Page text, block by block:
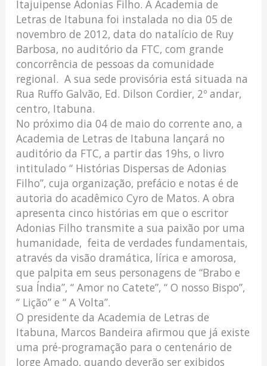
Itajuipense Adonias Filho. A Academia de
Letras de Itabuna foi instalada no dia 05 de
novembro de 2012, data do natalício de Ruy
Barbosa, no auditório da FTC, com grande
concorrência de pessoas da comunidade
regional. A sua sede provisória está situada na
Rua Ruffo Galvão, Ed. Dilson Cordier, 2º andar,
centro, Itabuna.
No próximo dia 04 de maio do corrente ano, a
Academia de Letras de Itabuna lançará no
auditório da FTC, a partir das 19hs, o livro
intitulado “ Histórias Dispersas de Adonias
Filho”, cuja organização, prefácio e notas é de
autoria do acadêmico Cyro de Matos. A obra
apresenta cinco histórias em que o escritor
Adonias Filho transmite a sua paixão por uma
humanidade, feita de verdades fundamentais,
através da visão dramática, lírica e amorosa,
que palpita em seus personagens de “Brabo e
sua Índia”, “ Amor no Catete”, “ O nosso Bispo”,
“ Lição” e “ A Volta”.
O presidente da Academia de Letras de
Itabuna, Marcos Bandeira afirmou que já existe
uma pré-programação para o centenário de
Jorge Amado, quando deverão ser exibidos